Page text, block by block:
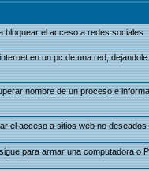
bloquear el acceso a redes sociales
en un pc de una red,
nombre de un proceso e
el acceso a sitios web no deseados
para armar una computadora o